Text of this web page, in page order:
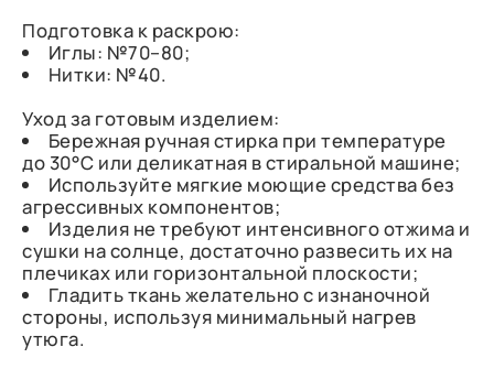
Подготовка к раскрою:
Иглы: №70–80;
Нитки: №40.
Уход за готовым изделием:
Бережная ручная стирка при температуре
до 30°C или деликатная в стиральной машине;
Используйте мягкие моющие средства без
агрессивных компонентов;
Изделия не требуют интенсивного отжима и
сушки на солнце, достаточно развесить их на
плечиках или горизонтальной плоскости;
Гладить ткань желательно с изнаночной
стороны, используя минимальный нагрев
утюга.